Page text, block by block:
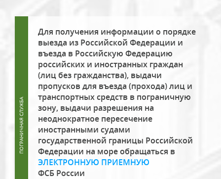
Для получения информации о порядке
выезда из Российской Федерации и
въезда в Российскую Федерацию
российских и иностранных граждан
(лиц без гражданства), выдачи
пропусков для въезда (прохода) лиц и
транспортных средств в пограничную
зону, выдачи разрешения на
неоднократное пересечение
иностранными судами
государственной границы Российской
Федерации на море обращаться в
ЭЛЕКТРОННУЮ ПРИЕМНУЮ
ФСБ России